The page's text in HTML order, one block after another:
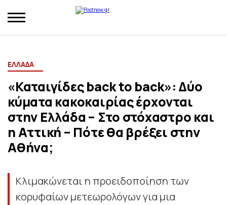
ΕΛΛΑΔΑ
«Καταιγίδες back to back»: Δύο
κύματα κακοκαιρίας έρχονται
στην Ελλάδα – Στο στόχαστρο και
η Αττική – Πότε θα βρέξει στην
Αθήνα;
Κλιμακώνεται η προειδοποίηση των
κορυφαίων μετεωρολόγων για μια